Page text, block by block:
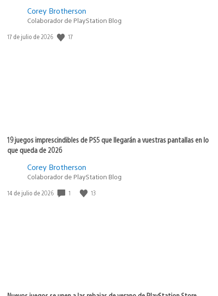
Corey Brotherson
Colaborador de PlayStation Blog
Fecha
17 de julio de 2026 17
19 juegos imprescindibles de PS5 que llegarán a vuestras pantallas en lo
que queda de 2026
Corey Brotherson
Colaborador de PlayStation Blog
Fecha
14 de julio de 2026 1 13